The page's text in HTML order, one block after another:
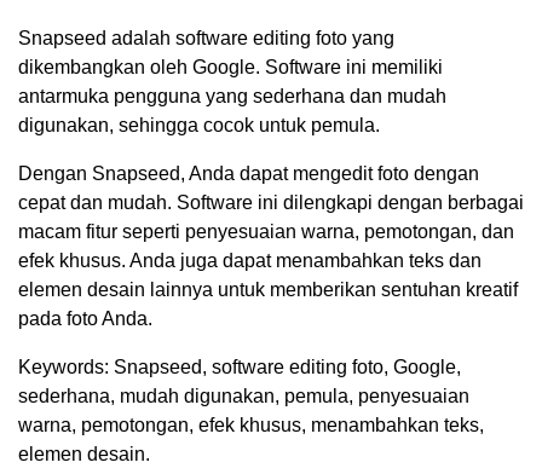
Snapseed adalah software editing foto yang
dikembangkan oleh Google. Software ini memiliki
antarmuka pengguna yang sederhana dan mudah
digunakan, sehingga cocok untuk pemula.
Dengan Snapseed, Anda dapat mengedit foto dengan
cepat dan mudah. Software ini dilengkapi dengan berbagai
macam fitur seperti penyesuaian warna, pemotongan, dan
efek khusus. Anda juga dapat menambahkan teks dan
elemen desain lainnya untuk memberikan sentuhan kreatif
pada foto Anda.
Keywords: Snapseed, software editing foto, Google,
sederhana, mudah digunakan, pemula, penyesuaian
warna, pemotongan, efek khusus, menambahkan teks,
elemen desain.